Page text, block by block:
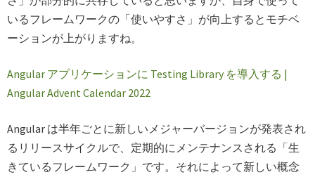
いるフレームワークの「使いやすさ」が向上するとモチベ
ーションが上がりますね。
Angular アプリケーションに Testing Library を導入する |
Angular Advent Calendar 2022
Angular は半年ごとに新しいメジャーバージョンが発表され
るリリースサイクルで、定期的にメンテナンスされる「生
きているフレームワーク」です。それによって新しい概念